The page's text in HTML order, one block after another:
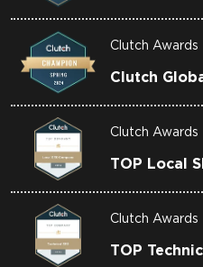
Clutch Awards
Clutch
Clutch Awards
TOP Local
Clutch Awards
TOP